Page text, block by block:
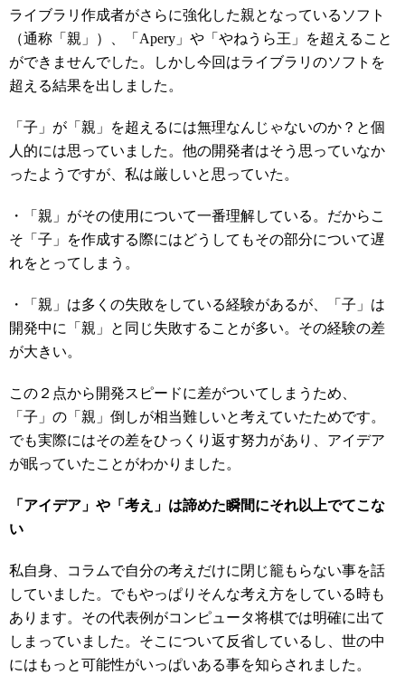
ライブラリ作成者がさらに強化した親となっているソフト
（通称「親」）、「Apery」や「やねうら王」を超えること
ができませんでした。しかし今回はライブラリのソフトを
超える結果を出しました。
「子」が「親」を超えるには無理なんじゃないのか？と個
人的には思っていました。他の開発者はそう思っていなか
ったようですが、私は厳しいと思っていた。
・「親」がその使用について一番理解している。だからこ
そ「子」を作成する際にはどうしてもその部分について遅
れをとってしまう。
・「親」は多くの失敗をしている経験があるが、「子」は
開発中に「親」と同じ失敗することが多い。その経験の差
が大きい。
この２点から開発スピードに差がついてしまうため、
「子」の「親」倒しが相当難しいと考えていたためです。
でも実際にはその差をひっくり返す努力があり、アイデア
が眠っていたことがわかりました。
「アイデア」や「考え」は諦めた瞬間にそれ以上でてこな
い
私自身、コラムで自分の考えだけに閉じ籠もらない事を話
していました。でもやっぱりそんな考え方をしている時も
あります。その代表例がコンピュータ将棋では明確に出て
しまっていました。そこについて反省しているし、世の中
にはもっと可能性がいっぱいある事を知らされました。